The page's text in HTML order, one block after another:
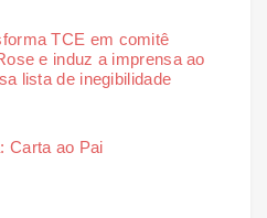
TCE em comitê
e induz a imprensa ao
lista de inegibilidade
Carta ao Pai